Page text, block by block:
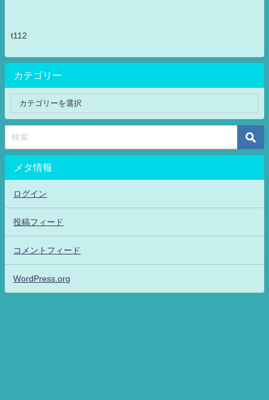
t112
カテゴリー
メタ情報
ログイン
投稿フィード
コメントフィード
WordPress.org